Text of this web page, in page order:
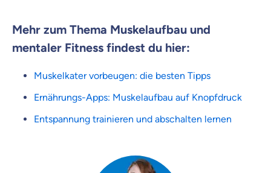
Mehr zum Thema Muskelaufbau und
mentaler Fitness findest du hier:
Muskelkater vorbeugen: die besten Tipps
Ernährungs-Apps: Muskelaufbau auf Knopfdruck
Entspannung trainieren und abschalten lernen